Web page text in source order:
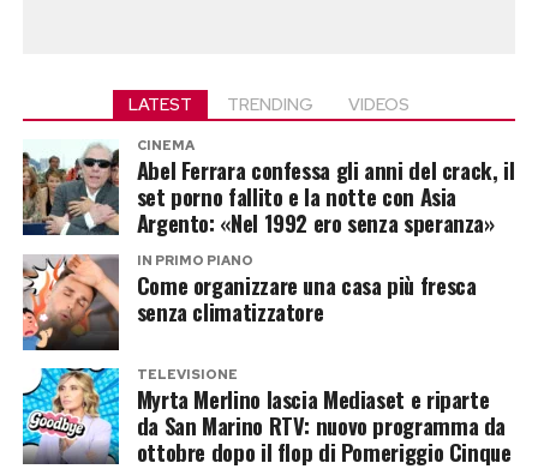
LATEST TRENDING VIDEOS
CINEMA
Abel Ferrara confessa gli anni del crack, il
set porno fallito e la notte con Asia
Argento: «Nel 1992 ero senza speranza»
IN PRIMO PIANO
Come organizzare una casa più fresca
senza climatizzatore
TELEVISIONE
Myrta Merlino lascia Mediaset e riparte
da San Marino RTV: nuovo programma da
ottobre dopo il flop di Pomeriggio Cinque